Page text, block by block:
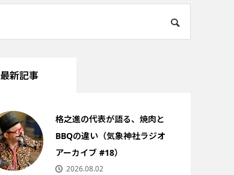
最新記事
格之進の代表が語る、焼肉と
BBQの違い（気象神社ラジオ
アーカイブ #18）
2026.08.02